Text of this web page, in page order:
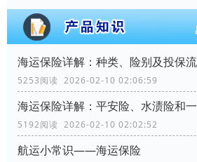
海运保险详解：种类、险别及投保
5253阅读 2026-02-10 02:06:59
海运保险详解：平安险、水渍险和
5192阅读 2026-02-10 02:02:52
航运小常识——海运保险